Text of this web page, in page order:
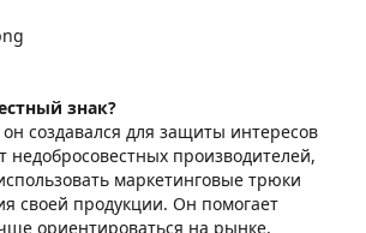
знак?
создавался для защиты интересов
недобросовестных производителей,
маркетинговые трюки
своей продукции. Он помогает
ориентироваться на рынке,